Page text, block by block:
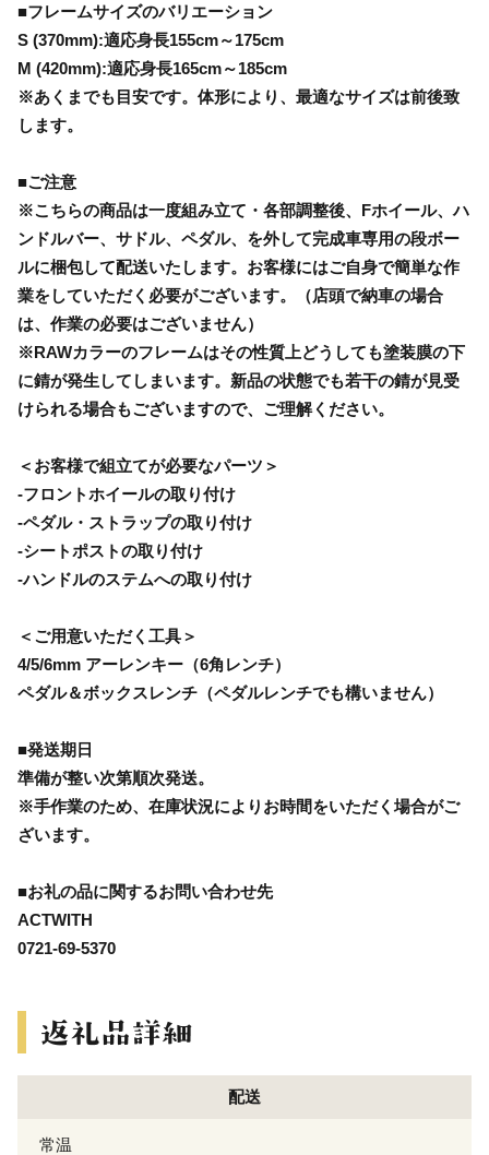
■フレームサイズのバリエーション
S (370mm):適応身長155cm～175cm
M (420mm):適応身長165cm～185cm
※あくまでも目安です。体形により、最適なサイズは前後致
します。
■ご注意
※こちらの商品は一度組み立て・各部調整後、Fホイール、ハ
ンドルバー、サドル、ペダル、を外して完成車専用の段ボー
ルに梱包して配送いたします。お客様にはご自身で簡単な作
業をしていただく必要がございます。（店頭で納車の場合
は、作業の必要はございません）
※RAWカラーのフレームはその性質上どうしても塗装膜の下
に錆が発生してしまいます。新品の状態でも若干の錆が見受
けられる場合もございますので、ご理解ください。
＜お客様で組立てが必要なパーツ＞
-フロントホイールの取り付け
-ペダル・ストラップの取り付け
-シートポストの取り付け
-ハンドルのステムへの取り付け
＜ご用意いただく工具＞
4/5/6mm アーレンキー（6角レンチ）
ペダル＆ボックスレンチ（ペダルレンチでも構いません）
■発送期日
準備が整い次第順次発送。
※手作業のため、在庫状況によりお時間をいただく場合がご
ざいます。
■お礼の品に関するお問い合わせ先
ACTWITH
0721-69-5370
配送
常温